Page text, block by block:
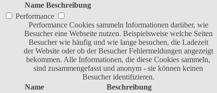
Name Beschreibung
Performance
Performance Cookies sammeln Informationen darüber, wie
Besucher eine Webseite nutzen. Beispielsweise welche Seiten
Besucher wie häufig und wie lange besuchen, die Ladezeit
der Website oder ob der Besucher Fehlermeldungen angezeigt
bekommen. Alle Informationen, die diese Cookies sammeln,
sind zusammengefasst und anonym - sie können keinen
Besucher identifizieren.
Name
Beschreibung